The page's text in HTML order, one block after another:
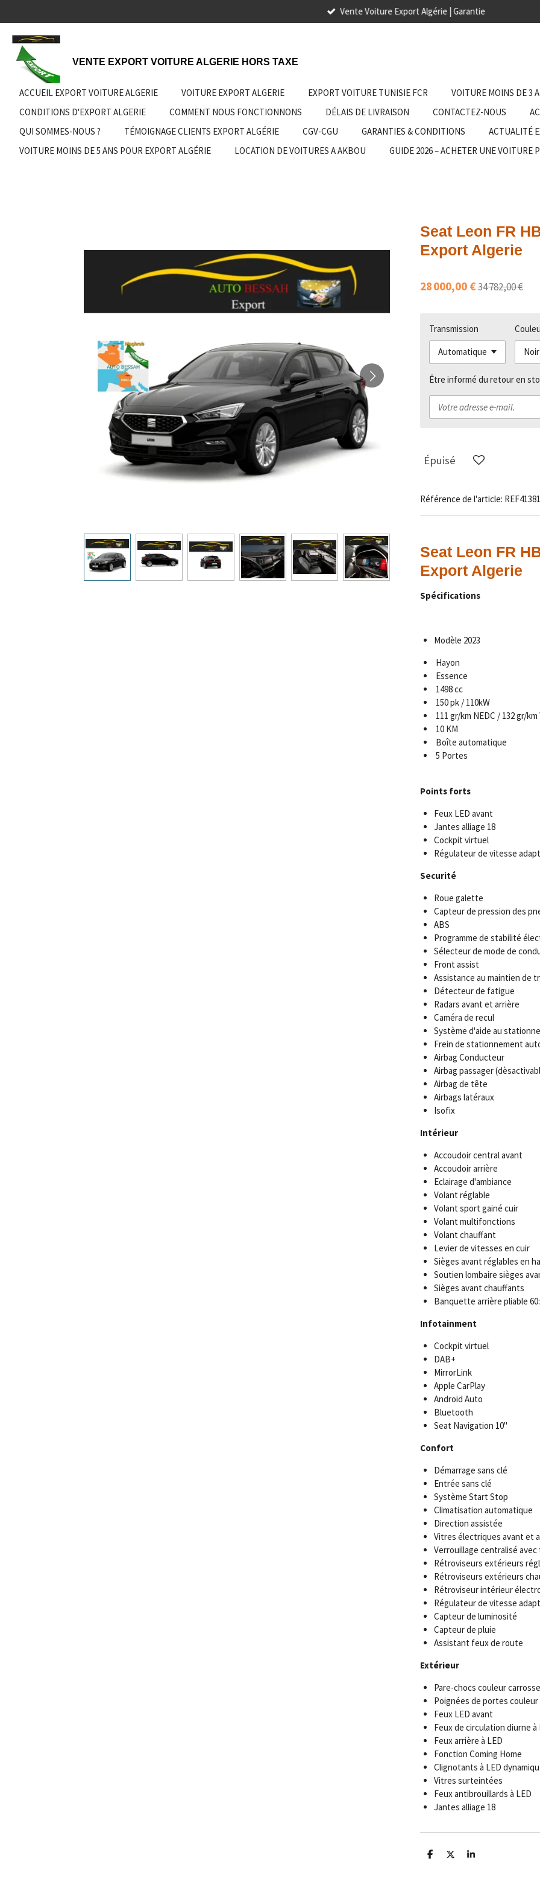
au
contenu
principal
Vente Voiture Export Algérie | Garantie
VENTE EXPORT VOITURE ALGERIE HORS TAXE
ACCUEIL EXPORT VOITURE ALGERIE VOITURE EXPORT ALGERIE EXPORT VOITURE TUNISIE FCR VOITURE MOINS DE 3
CONDITIONS D'EXPORT ALGERIE
COMMENT NOUS FONCTIONNONS DÉLAIS DE LIVRAISON CONTACTEZ-NOUS
QUI SOMMES-NOUS ?
TÉMOIGNAGE CLIENTS EXPORT ALGÉRIE CGV-CGU GARANTIES & CONDITIONS
ACTUALITÉ
VOITURE MOINS DE 5 ANS POUR EXPORT ALGÉRIE
LOCATION DE VOITURES A AKBOU
GUIDE 2026 – ACHETER UNE VOITURE
Seat Leon FR
Export Algerie
28 000,00 €34 782,00 €
Transmission
Être informé du retour en
Épuisé
Référence de l'article:
Seat Leon FR
Export Algerie
Spécifications
Modèle 2023
Hayon
Essence
1498 cc
150 pk / 110kW
111 gr/km NEDC / 132 gr/km
10 KM
Boîte automatique
5 Portes
Points forts
Feux LED avant
Jantes alliage 18
Cockpit virtuel
Régulateur de vitesse
Securité
Roue galette
Capteur de pression des
ABS
Programme de stabilité
Sélecteur de mode de
Front assist
Assistance au maintien de
Détecteur de fatigue
Radars avant et arrière
Caméra de recul
Système d'aide au
Frein de stationnement
Airbag Conducteur
Airbag passager
Airbag de tête
Airbags latéraux
Isofix
Intérieur
Accoudoir central avant
Accoudoir arrière
Eclairage d'ambiance
Volant réglable
Volant sport gainé cuir
Volant multifonctions
Volant chauffant
Levier de vitesses en cuir
Sièges avant réglables en
Soutien lombaire sièges
Sièges avant chauffants
Banquette arrière pliable
Infotainment
Cockpit virtuel
DAB+
MirrorLink
Apple CarPlay
Android Auto
Bluetooth
Seat Navigation 10"
Confort
Démarrage sans clé
Entrée sans clé
Système Start Stop
Climatisation automatique
Direction assistée
Vitres électriques avant et
Verrouillage centralisé
Rétroviseurs extérieurs
Rétroviseurs extérieurs
Rétroviseur intérieur
Régulateur de vitesse
Capteur de luminosité
Capteur de pluie
Assistant feux de route
Extérieur
Pare-chocs couleur
Poignées de portes
Feux LED avant
Feux de circulation diurne à
Feux arrière à LED
Fonction Coming Home
Clignotants à LED
Vitres surteintées
Feux antibrouillards à LED
Jantes alliage 18
P
P
P